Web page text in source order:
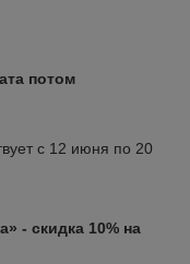
потом
с 12 июня по 20
- скидка 10% на